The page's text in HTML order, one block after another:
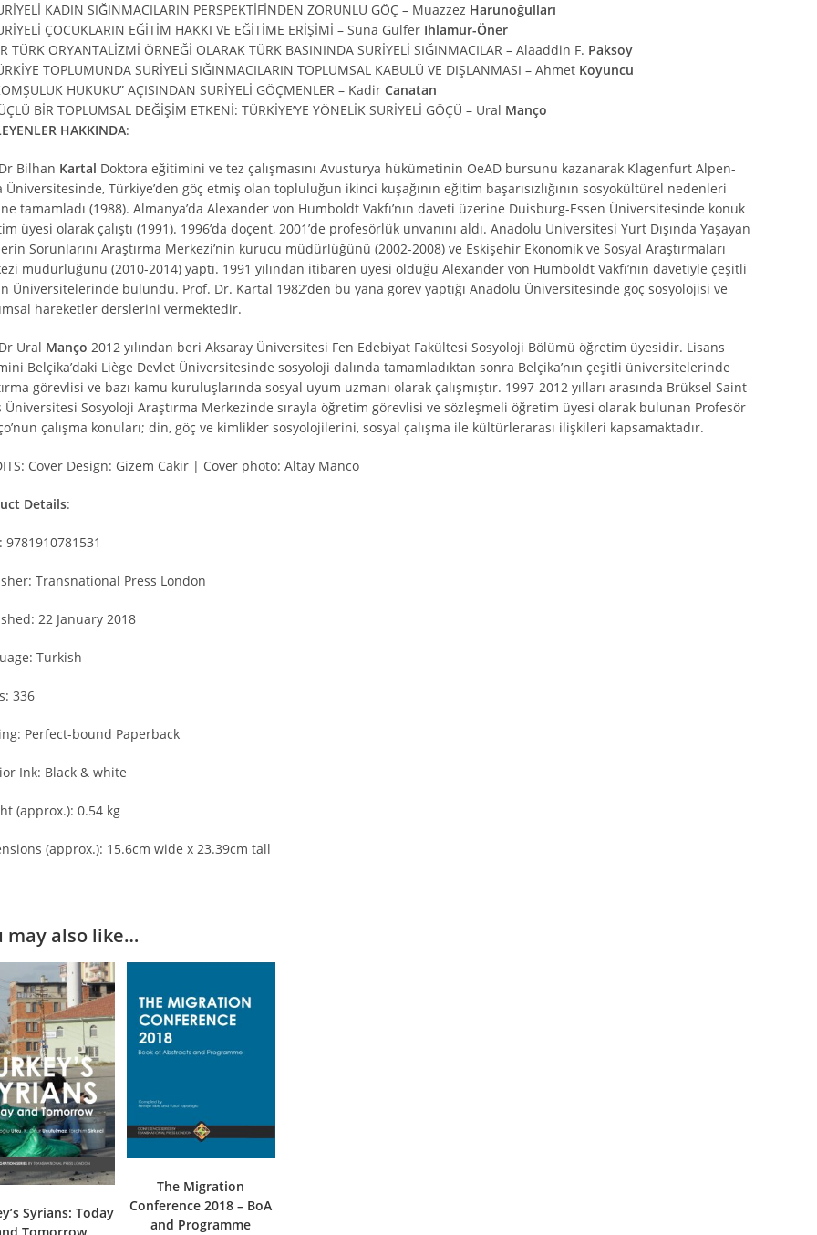
KADIN SIĞINMACILARIN PERSPEKTİFİNDEN ZORUNLU GÖÇ – Muazzez Harunoğulları
ÇOCUKLARIN EĞİTİM HAKKI VE EĞİTİME ERİŞİMİ – Suna Gülfer Ihlamur-Öner
TÜRK ORYANTALİZMİ ÖRNEĞİ OLARAK TÜRK BASININDA SURİYELİ SIĞINMACILAR – Alaaddin F. Paksoy
TOPLUMUNDA SURİYELİ SIĞINMACILARIN TOPLUMSAL KABULÜ VE DIŞLANMASI – Ahmet Koyuncu
HUKUKU” AÇISINDAN SURİYELİ GÖÇMENLER – Kadir Canatan
BİR TOPLUMSAL DEĞİŞİM ETKENİ: TÜRKİYE’YE YÖNELİK SURİYELİ GÖÇÜ – Ural Manço
HAKKINDA:
Bilhan Kartal Doktora eğitimini ve tez çalışmasını Avusturya hükümetinin OeAD bursunu kazanarak Klagenfurt Alpen-
Üniversitesinde, Türkiye’den göç etmiş olan topluluğun ikinci kuşağının eğitim başarısızlığının sosyokültürel nedenleri
tamamladı (1988). Almanya’da Alexander von Humboldt Vakfı’nın daveti üzerine Duisburg-Essen Üniversitesinde konuk
üyesi olarak çalıştı (1991). 1996’da doçent, 2001’de profesörlük unvanını aldı. Anadolu Üniversitesi Yurt Dışında Yaşayan
Sorunlarını Araştırma Merkezi’nin kurucu müdürlüğünü (2002-2008) ve Eskişehir Ekonomik ve Sosyal Araştırmaları
müdürlüğünü (2010-2014) yaptı. 1991 yılından itibaren üyesi olduğu Alexander von Humboldt Vakfı’nın davetiyle çeşitli
Üniversitelerinde bulundu. Prof. Dr. Kartal 1982’den bu yana görev yaptığı Anadolu Üniversitesinde göç sosyolojisi ve
hareketler derslerini vermektedir.
Ural Manço 2012 yılından beri Aksaray Üniversitesi Fen Edebiyat Fakültesi Sosyoloji Bölümü öğretim üyesidir. Lisans
Belçika’daki Liège Devlet Üniversitesinde sosyoloji dalında tamamladıktan sonra Belçika’nın çeşitli üniversitelerinde
görevlisi ve bazı kamu kuruluşlarında sosyal uyum uzmanı olarak çalışmıştır. 1997-2012 yılları arasında Brüksel Saint-
Üniversitesi Sosyoloji Araştırma Merkezinde sırayla öğretim görevlisi ve sözleşmeli öğretim üyesi olarak bulunan Profesör
çalışma konuları; din, göç ve kimlikler sosyolojilerini, sosyal çalışma ile kültürlerarası ilişkileri kapsamaktadır.
Cover Design: Gizem Cakir | Cover photo: Altay Manco
Details:
9781910781531
Transnational Press London
22 January 2018
Turkish
336
Perfect-bound Paperback
Ink: Black & white
(approx.): 0.54 kg
(approx.): 15.6cm wide x 23.39cm tall
may also like…
Syrians: Today
The Migration
Conference 2018 – BoA
and Programme